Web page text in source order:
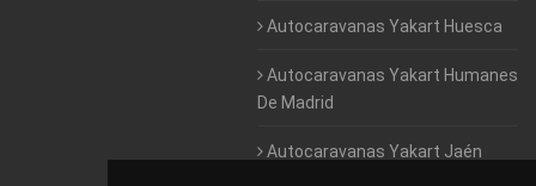
Autocaravanas Yakart Huesca
Autocaravanas Yakart Humanes
De Madrid
Autocaravanas Yakart Jaén